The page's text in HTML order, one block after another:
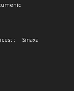
Sinaxa